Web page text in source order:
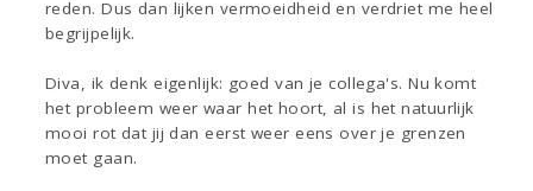
reden. Dus dan lijken vermoeidheid en verdriet me heel
begrijpelijk.
Diva, ik denk eigenlijk: goed van je collega's. Nu komt
het probleem weer waar het hoort, al is het natuurlijk
mooi rot dat jij dan eerst weer eens over je grenzen
moet gaan.